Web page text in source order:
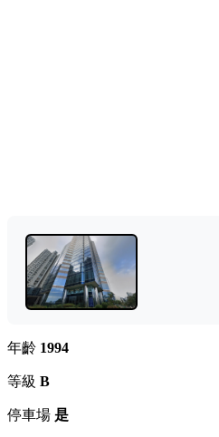
年齡 1994
等級 B
停車場 是